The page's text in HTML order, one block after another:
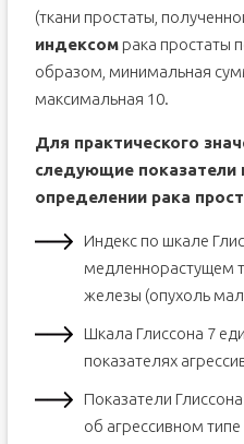
(ткани простаты,
индексомрака простаты
образом, минимальная
максимальная 10.
Для практического
следующие показатели
определении рака
Индекс по шкале
медленнорастущем
железы (опухоль
Шкала Глиссона 7
показателях
Показатели
об агрессивном